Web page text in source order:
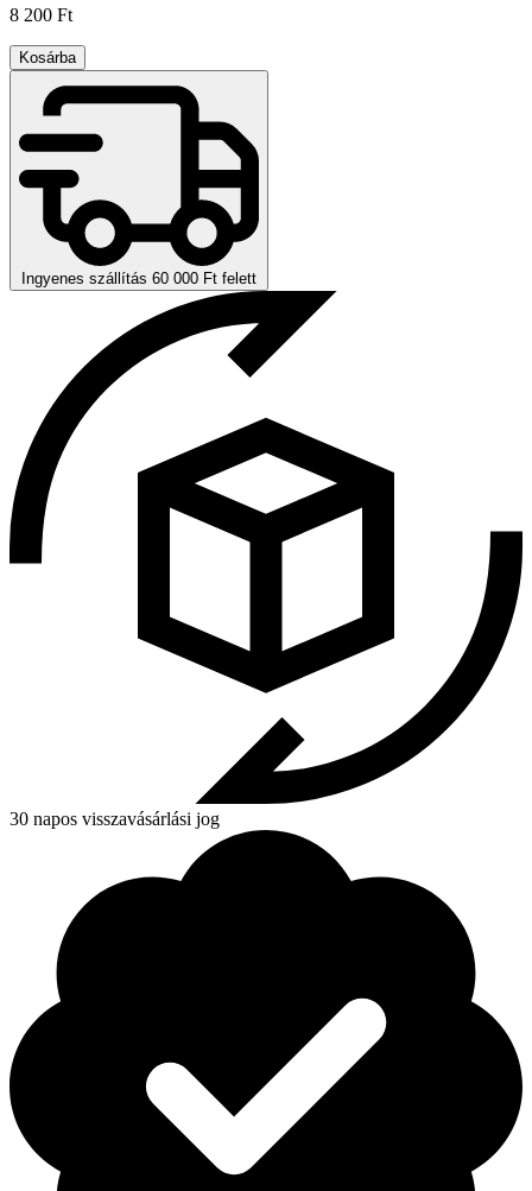
8 200 Ft
Kosárba
Ingyenes szállítás 60 000 Ft felett
30 napos visszavásárlási jog